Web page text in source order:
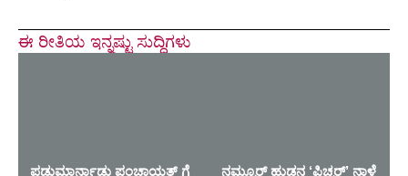
ಈ ರೀತಿಯ ಇನ್ನಷ್ಟು ಸುದ್ದಿಗಳು
ಪಡುಮಾರ್ನಾಡು ಪಂಚಾಯತ್ ಗೆ
ನಮ್ಮೂರ್ ಹುಡ್ಗನ ‘ಪಿಚ್ಚರ್’ ನಾಳೆ